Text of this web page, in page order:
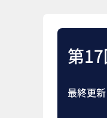
第
最終更新